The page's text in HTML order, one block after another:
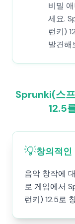
비밀
세요.
런키)
발견해
Sprunki(스
12.5
💡창의적인
음악 창작에
로 게임에서
런키) 12.5로